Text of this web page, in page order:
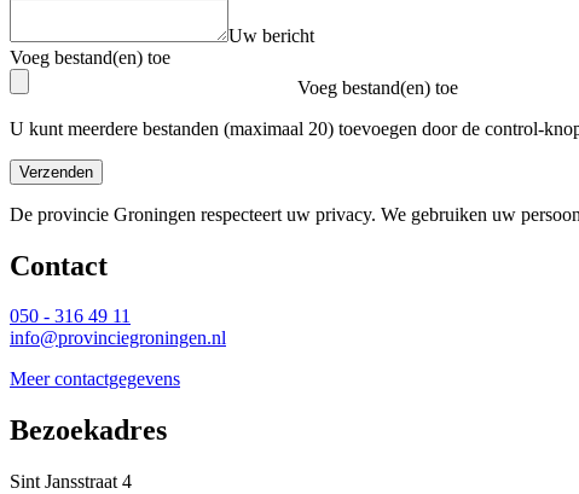
Uw bericht
Voeg bestand(en) toe
Voeg bestand(en) toe
U kunt meerdere bestanden (maximaal 20) toevoegen door de control-
Verzenden
De provincie Groningen respecteert uw privacy. We gebruiken uw
Contact
050 - 316 49 11
info@provinciegroningen.nl
Meer contactgegevens
Bezoekadres
Sint Jansstraat 4